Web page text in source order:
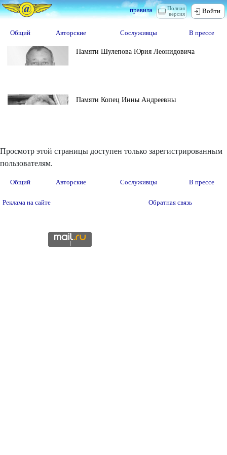
Полная
версия
правила Войти
Общий Авторские Сослуживцы В прессе
Памяти Шулепова Юрия Леонидовича
Памяти Копец Инны Андреевны
Просмотр этой страницы доступен только зарегистрированным
пользователям.
Общий Авторские Сослуживцы В прессе
Реклама на сайте Обратная связь